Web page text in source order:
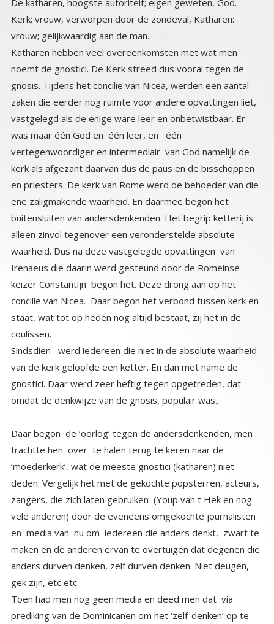
Kerk; vrouw, verworpen door de zondeval, Katharen:
vrouw; gelijkwaardig aan de man.
Katharen hebben veel overeenkomsten met wat men
noemt de gnostici. De Kerk streed dus vooral tegen de
gnosis. Tijdens het concilie van Nicea, werden een aantal
zaken die eerder nog ruimte voor andere opvattingen liet,
vastgelegd als de enige ware leer en onbetwistbaar. Er
was maar één God en één leer, en één
vertegenwoordiger en intermediair van God namelijk de
kerk als afgezant daarvan dus de paus en de bisschoppen
en priesters. De kerk van Rome werd de behoeder van die
ene zaligmakende waarheid. En daarmee begon het
buitensluiten van andersdenkenden. Het begrip ketterij is
alleen zinvol tegenover een veronderstelde absolute
waarheid. Dus na deze vastgelegde opvattingen van
Irenaeus die daarin werd gesteund door de Romeinse
keizer Constantijn begon het. Deze drong aan op het
concilie van Nicea. Daar begon het verbond tussen kerk en
staat, wat tot op heden nog altijd bestaat, zij het in de
coulissen.
Sindsdien werd iedereen die niet in de absolute waarheid
van de kerk geloofde een ketter. En dan met name de
gnostici. Daar werd zeer heftig tegen opgetreden, dat
omdat de denkwijze van de gnosis, populair was.,
Daar begon de ‘oorlog’ tegen de andersdenkenden, men
trachtte hen over te halen terug te keren naar de
‘moederkerk’, wat de meeste gnostici (katharen) niet
deden. Vergelijk het met de gekochte popsterren, acteurs,
zangers, die zich laten gebruiken (Youp van t Hek en nog
vele anderen) door de eveneens omgekochte journalisten
en media van nu om iedereen die anders denkt, zwart te
maken en de anderen ervan te overtuigen dat degenen die
anders durven denken, zelf durven denken. Niet deugen,
gek zijn, etc etc.
Toen had men nog geen media en deed men dat via
prediking van de Dominicanen om het ‘zelf-denken’ op te
geven en gewoon naar ‘het gezag’ te luisteren. In het begin
ging dat nog met een zekere openheid en vrijheid en
gemoedelijk. Dat gold zowel bij de katharen als nu. Het
gemoedelijke verdween stukje bij beetje toen ze geen
succes hadden. Het gemoedelijke is ook nu aan het
verdwijnen. De houders van de ‘enige echte’ waarheid,
dulden geen tegenspraak. En worden steeds grimmiger in